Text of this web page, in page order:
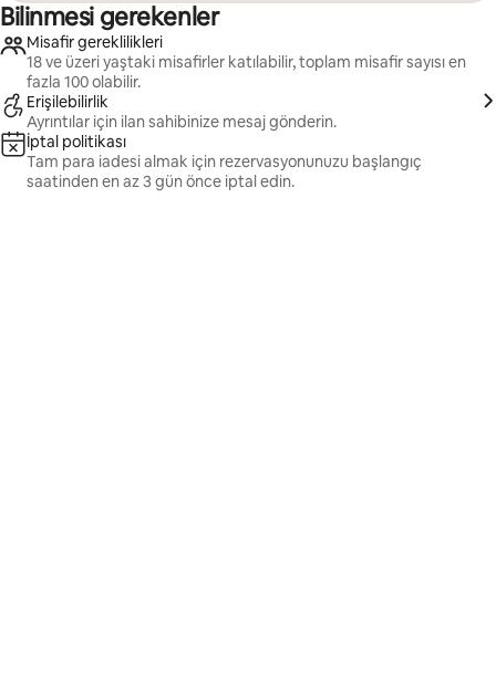
Bilinmesi gerekenler
Misafir gereklilikleri
18 ve üzeri yaştaki misafirler katılabilir, toplam misafir sayısı en
fazla 100 olabilir.
Erişilebilirlik
Ayrıntılar için ilan sahibinize mesaj gönderin.
İptal politikası
Tam para iadesi almak için rezervasyonunuzu başlangıç
saatinden en az 3 gün önce iptal edin.